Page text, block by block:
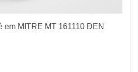
em MITRE MT 161110 ĐEN